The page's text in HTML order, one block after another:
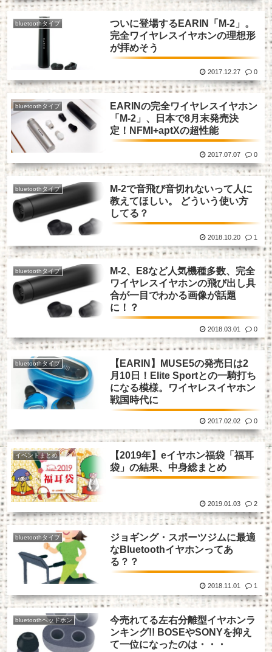
bluetoothタイプ
ついに登場するEARIN「M-2」。
完全ワイヤレスイヤホンの理想形
が拝めそう
2017.12.27 0
bluetoothタイプ
EARINの完全ワイヤレスイヤホン
「M-2」、日本で8月末発売決
定！NFMI+aptXの超性能
2017.07.07 0
bluetoothタイプ
M-2で音飛び音切れないって人に
教えてほしい。 どういう使い方
してる？
2018.10.20 1
bluetoothタイプ
M-2、E8など人気機種多数、完全
ワイヤレスイヤホンの飛び出し具
合が一目でわかる画像が話題
に！？
2018.03.01 0
bluetoothタイプ
【EARIN】MUSE5の発売日は2
月10日！Elite Sportとの一騎打ち
になる模様。ワイヤレスイヤホン
戦国時代に
2017.02.02 0
イベントまとめ
【2019年】eイヤホン福袋「福耳
袋」の結果、中身総まとめ
2019.01.03 2
bluetoothタイプ
ジョギング・スポーツジムに最適
なBluetoothイヤホンってあ
る？？
2018.11.01 1
bluetoothヘッドホン
今売れてる左右分離型イヤホンラ
ンキング!! BOSEやSONYを抑え
て一位になったのは・・・